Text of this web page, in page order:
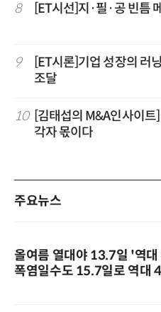
8 [ET시선]지·필·공 빈틈
9
[ET시론]기업 성장의 러
조달
10
[김태섭의 M&A인사이트
각자 몫이다
주요뉴스
올여름 열대야 13.7일 '역
폭염일수도 15.7일로 역대